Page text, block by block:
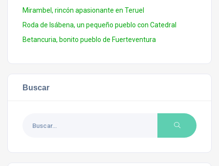
Mirambel, rincón apasionante en Teruel
Roda de Isábena, un pequeño pueblo con Catedral
Betancuria, bonito pueblo de Fuerteventura
Buscar